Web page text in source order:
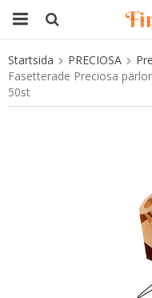
Produkten
Startsida PRECIOSA
Fasetterade Preciosa
50st